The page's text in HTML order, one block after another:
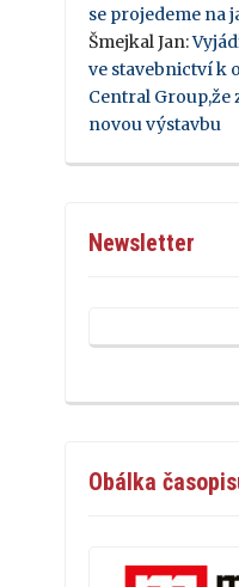
se projedeme na
Šmejkal Jan:
ve stavebnictví k
Central Group,že
novou výstavbu
Newsletter
Obálka